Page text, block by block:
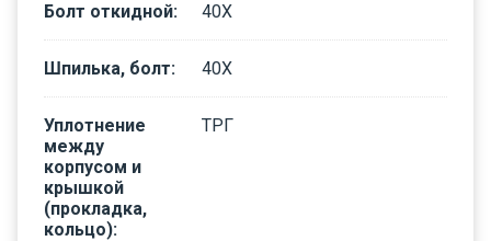
Болт откидной: 40Х
Шпилька, болт: 40Х
Уплотнение
между
корпусом и
крышкой
(прокладка,
кольцо):
ТРГ